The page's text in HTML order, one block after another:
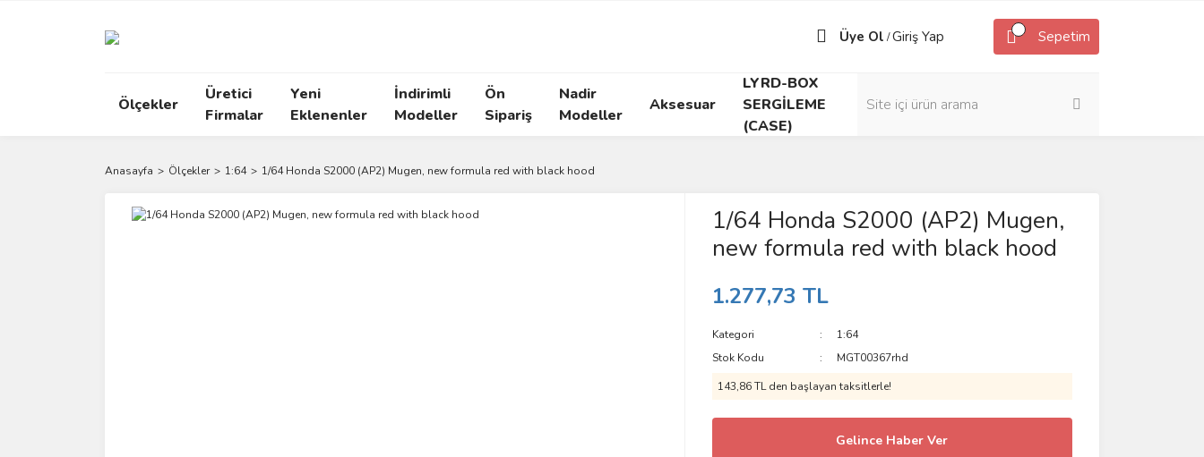
Üye Ol /Giriş Yap Sepetim
Ölçekler
Üretici
Firmalar
Yeni
Eklenenler
İndirimli
Modeller
Ön
Sipariş
Nadir
Modeller
Aksesuar
LYRD-BOX
SERGİLEME
(CASE)
Anasayfa Ölçekler 1:64 1/64 Honda S2000 (AP2) Mugen, new formula red with black hood
1/64 Honda S2000 (AP2) Mugen,
new formula red with black hood
1.277,73 TL
Kategori
1:64
Stok Kodu
MGT00367rhd
143,86 TL den başlayan taksitlerle!
Gelince Haber Ver